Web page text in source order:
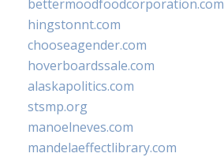
bettermoodfoodcorporation.com
hingstonnt.com
chooseagender.com
hoverboardssale.com
alaskapolitics.com
stsmp.org
manoelneves.com
mandelaeffectlibrary.com